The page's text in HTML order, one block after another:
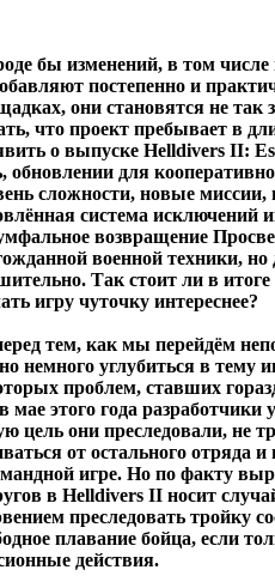
бы изменений, в том числе
постепенно и
они становятся не так
что проект пребывает в
о выпуске Helldivers II:
обновлении для
сложности, новые
система исключений
возвращение
военной техники,
Так стоит ли в
игру чуточку интереснее?
тем, как мы перейдём
немного углубиться в тему
проблем, ставших
мае этого года
цель они преследовали, не
от остального отряда
игре. Но по факту
в Helldivers II носит
преследовать тройку
плавание бойца, если
действия.